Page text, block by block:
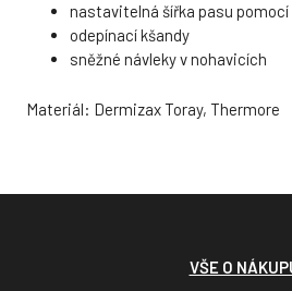
nastavitelná šířka pasu pomocí
odepínací kšandy
sněžné návleky v nohavicích
Materiál: Dermizax Toray, Thermore
VŠE O